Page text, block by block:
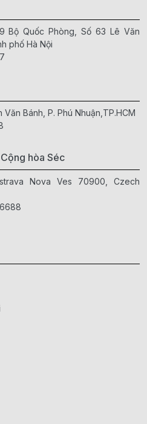
Bộ Quốc Phòng, Số 63 Lê Văn
phố Hà Nội
Bánh, P. Phú Nhuận,TP.HCM
hòa Séc
Nova Ves 70900, Czech